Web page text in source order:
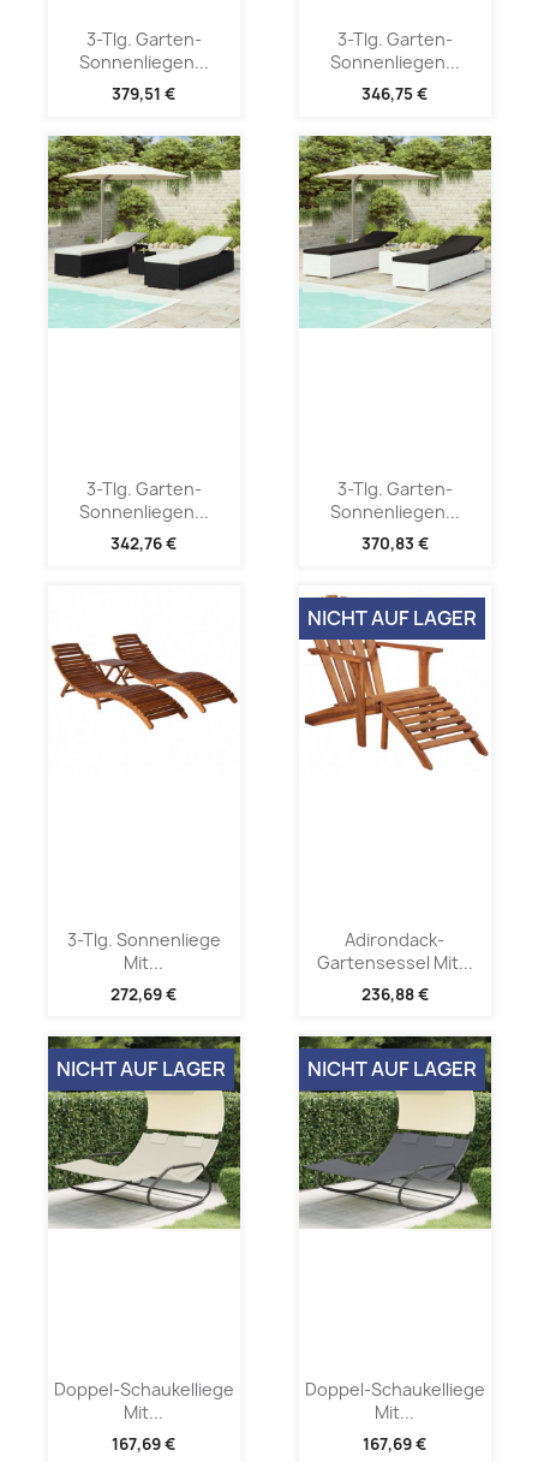
3-Tlg. Garten-
Sonnenliegen...
379,51 €
3-Tlg. Garten-
Sonnenliegen...
346,75 €
3-Tlg. Garten-
Sonnenliegen...
342,76 €
3-Tlg. Garten-
Sonnenliegen...
370,83 €
3-Tlg. Sonnenliege
Mit...
272,69 €
Adirondack-
Gartensessel Mit...
236,88 €
NICHT AUF LAGER
Doppel-Schaukelliege
Mit...
167,69 €
NICHT AUF LAGER
Doppel-Schaukelliege
Mit...
167,69 €
NICHT AUF LAGER